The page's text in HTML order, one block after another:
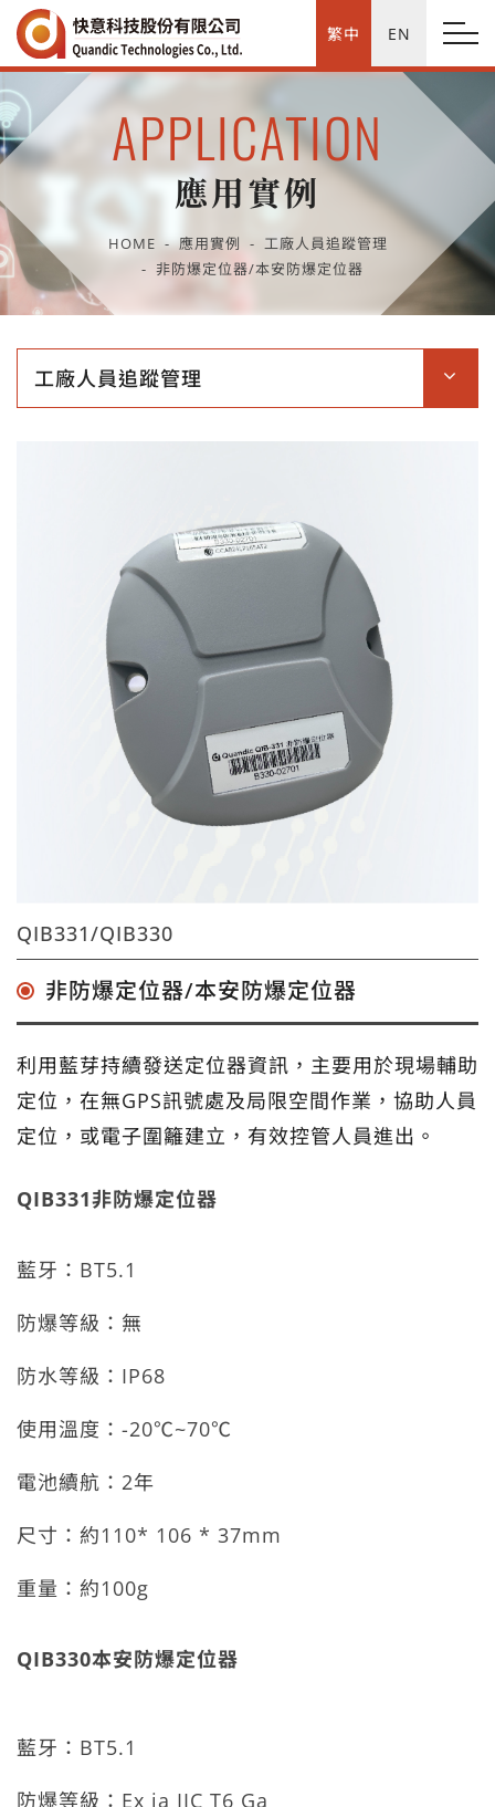
繁中 EN
APPLICATION
應用實例
HOME 應用實例
工廠人員追蹤管理
非防爆定位器/本安防爆定位器
工廠人員追蹤管理
QIB331/QIB330
非防爆定位器/本安防爆定位器
利用藍芽持續發送定位器資訊，主要用於現場輔助
定位，在無GPS訊號處及局限空間作業，協助人員
定位，或電子圍籬建立，有效控管人員進出。
QIB331非防爆定位器
藍牙： BT5.1
防爆等級：無
防水等級： IP68
使用溫度： -20℃~70℃
電池續航： 2年
尺寸：約110* 106 * 37mm
重量：約100g
QIB330本安防爆定位器
藍牙： BT5.1
防爆等級：Ex ia IIC T6 Ga